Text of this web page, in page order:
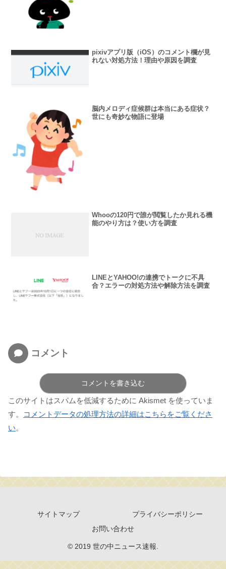
pixivアプリ版（iOS）のコメント欄が見
れない対処方法！理由や原因を調査
脳内メロディ症候群は本当にある症状？
世にも奇妙な物語に登場
Whooの120円で誰が閲覧したか見れる機
能のやり方は？使い方を調査
LINEとYAHOO!の連携でトークに不具
合？エラーの対処方法や解除方法を調査
コメント
コメントを書き込む
このサイトはスパムを低減するために Akismet を使っていま
す。
コメントデータの処理方法の詳細はこちらをご覧くださ
い。
サイトマップ
プライバシーポリシー
お問い合わせ
© 2019 世の中ニュース速報.